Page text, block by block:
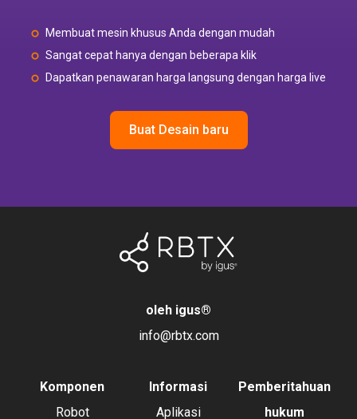
Membuat mesin khusus Anda dengan mudah
Sangat cepat hanya dengan beberapa klik
Dapatkan penawaran harga langsung dengan harga live
Buat Desain baru
oleh igus®
info@rbtx.com
Komponen
Robot
Informasi
Aplikasi
Pemberitahuan
hukum